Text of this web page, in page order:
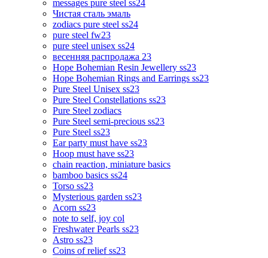
messages pure steel ss24
Чистая сталь эмаль
zodiacs pure steel ss24
pure steel fw23
pure steel unisex ss24
весенняя распродажа 23
Hope Bohemian Resin Jewellery ss23
Hope Bohemian Rings and Earrings ss23
Pure Steel Unisex ss23
Pure Steel Constellations ss23
Pure Steel zodiacs
Pure Steel semi-precious ss23
Pure Steel ss23
Ear party must have ss23
Hoop must have ss23
chain reaction, miniature basics
bamboo basics ss24
Torso ss23
Mysterious garden ss23
Acorn ss23
note to self, joy col
Freshwater Pearls ss23
Astro ss23
Coins of relief ss23